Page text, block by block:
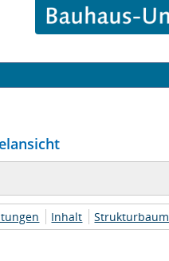
Inhalt Strukturbaum